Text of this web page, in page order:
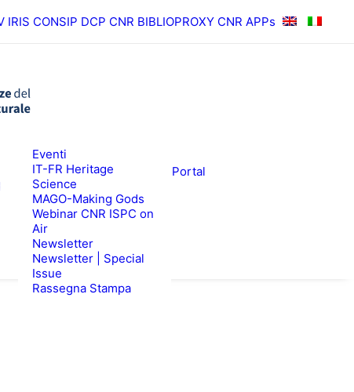
IRIS CONSIP DCP CNR BIBLIOPROXY CNR APPs
RISULTATI
ISPC Open Portal
Eventi
IT-FR Heritage
Science
MAGO-Making Gods
Webinar CNR ISPC on
Air
Newsletter
Newsletter | Special
Issue
Rassegna Stampa